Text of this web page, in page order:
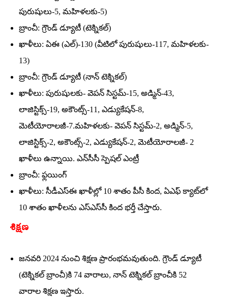
పురుషులు-5, మహిళలకు-5)
బ్రాంచీ: గ్రౌండ్‌ డ్యూటీ (టెక్నికల్‌)
ఖాళీలు: ఏఈ (ఎల్‌)-130 (వీటిలో పురుషులు-117, మహిళలకు-
13)
బ్రాంచీ: గ్రౌండ్‌ డ్యూటీ (నాన్‌ టెక్నికల్‌)
ఖాళీలు: పురుషులకు- వెపన్‌ సిస్టమ్‌-15, అడ్మిన్‌-43,
లాజిస్టిక్స్‌-19, అకౌంట్స్‌-11, ఎడ్యుకేషన్‌-8,
మెటీయోరాలజీ-7.మహిళలకు- వెపన్‌ సిస్టమ్‌-2, అడ్మిన్‌-5,
లాజిస్టిక్స్‌-2, అకౌంట్స్‌-2, ఎడ్యుకేషన్‌-2, మెటీయోరాలజీ- 2
ఖాళీలు ఉన్నాయి. ఎన్‌సీసీ స్పెషల్‌ ఎంట్రీ
బ్రాంచీ: ఫ్లయింగ్‌
ఖాళీలు: సీడీఎస్‌ఈ ఖాళీల్లో 10 శాతం పీసీ కింద, ఏఎఫ్‌ క్యాట్‌లో
10 శాతం ఖాళీలను ఎస్‌ఎస్‌సీ కింద భర్తీ చేస్తారు.
శిక్షణ
జనవరి 2024 నుంచి శిక్షణ ప్రారంభమవుతుంది. గ్రౌండ్‌ డ్యూటీ
(టెక్నికల్‌ బ్రాంచీ)కి 74 వారాలు, నాన్‌ టెక్నికల్‌ బ్రాంచీకి 52
వారాల శిక్షణ ఇస్తారు.